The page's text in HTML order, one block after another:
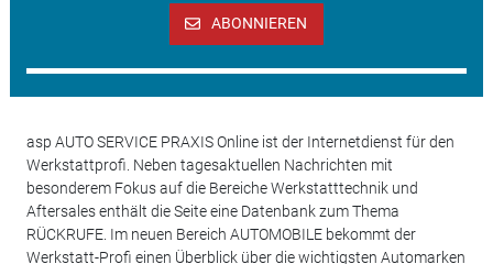
ABONNIEREN
asp AUTO SERVICE PRAXIS Online ist der Internetdienst für den
Werkstattprofi. Neben tagesaktuellen Nachrichten mit
besonderem Fokus auf die Bereiche Werkstatttechnik und
Aftersales enthält die Seite eine Datenbank zum Thema
RÜCKRUFE. Im neuen Bereich AUTOMOBILE bekommt der
Werkstatt-Profi einen Überblick über die wichtigsten Automarken